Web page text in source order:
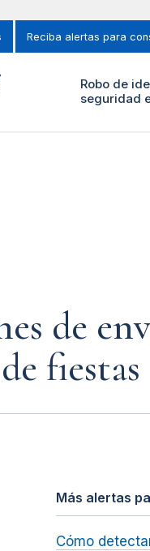
Reciba alertas para
Robo de
seguridad
de
fiestas
Más alertas
Cómo